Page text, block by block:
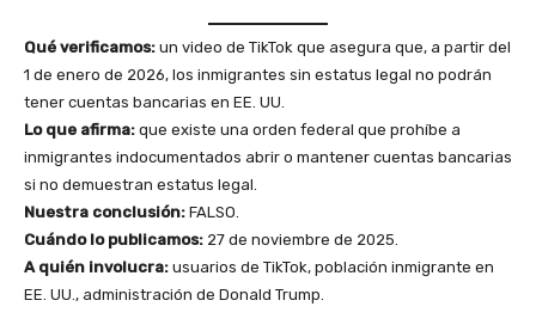
Qué verificamos: un video de TikTok que asegura que, a partir del
1 de enero de 2026, los inmigrantes sin estatus legal no podrán
tener cuentas bancarias en EE. UU.
Lo que afirma: que existe una orden federal que prohíbe a
inmigrantes indocumentados abrir o mantener cuentas bancarias
si no demuestran estatus legal.
Nuestra conclusión: FALSO.
Cuándo lo publicamos: 27 de noviembre de 2025.
A quién involucra: usuarios de TikTok, población inmigrante en
EE. UU., administración de Donald Trump.